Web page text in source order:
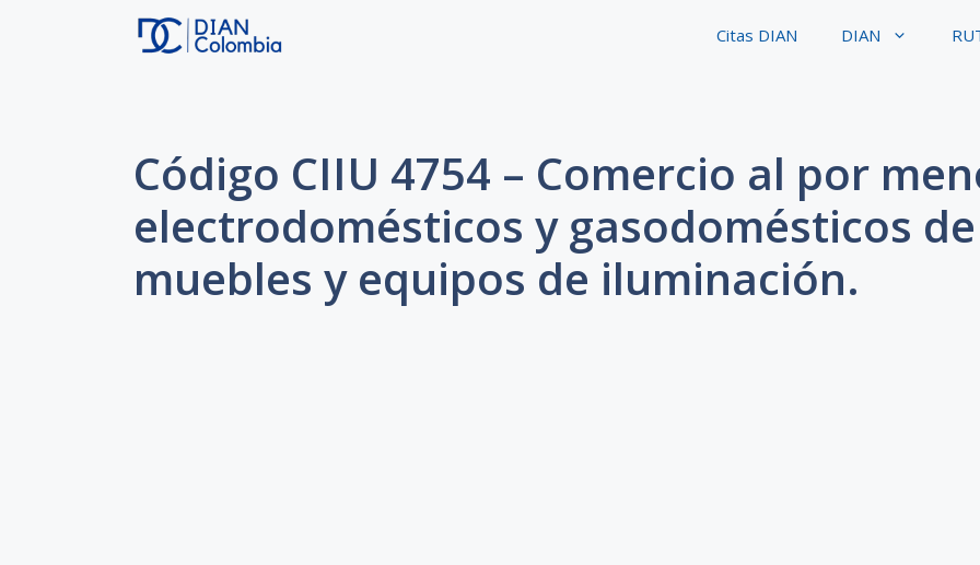
Citas DIAN DIAN
Código CIIU 4754 – Comercio al por
electrodomésticos y gasodomésticos
muebles y equipos de iluminación.